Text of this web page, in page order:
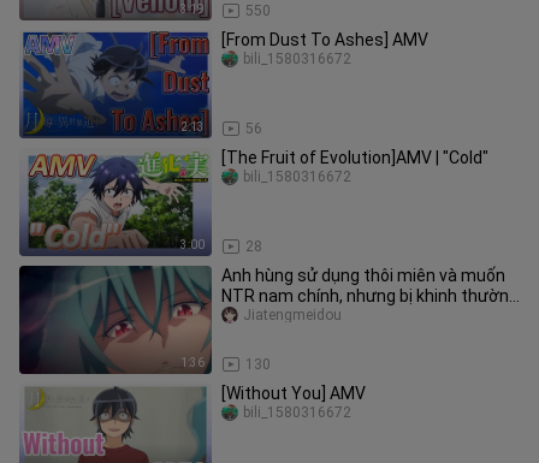
3:19 550
2:13
[From Dust To Ashes] AMV
56
bili_1580316672
3:00
[The Fruit of Evolution]AMV | "Cold"
28
bili_1580316672
1:36
Anh hùng sử dụng thôi miên và muốn
NTR nam chính, nhưng bị khinh thường
và phá vỡ phòng thủ ngay tại
130
Jiatengmeidou
[Without You] AMV
bili_1580316672